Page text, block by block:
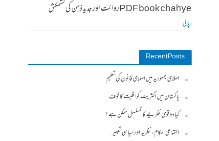
PDF book chahyeروائت اور جدید ذہن کی کشمکش
رپلائی
Recent Posts
اسلامی جمہوریہ میں اسلامی قانون کی تعلیم
پاکستان میں اکثریت کو اقلیت کا خوف
کیا دو قومی نظریے کا تسلسل ممکن ہے ؟
اجتماعی احکام، نظریہ اور سیاسی تعبیر